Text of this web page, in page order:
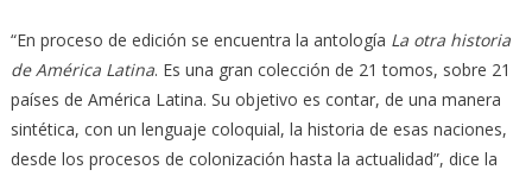
“En proceso de edición se encuentra la antología La otra historia
de América Latina. Es una gran colección de 21 tomos, sobre 21
países de América Latina. Su objetivo es contar, de una manera
sintética, con un lenguaje coloquial, la historia de esas naciones,
desde los procesos de colonización hasta la actualidad”, dice la